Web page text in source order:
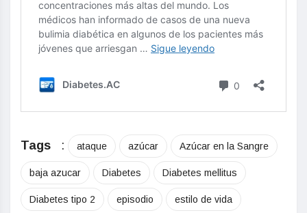
Tags : ataque azúcar Azúcar en la Sangre
baja azucar Diabetes Diabetes mellitus
Diabetes tipo 2 episodio estilo de vida